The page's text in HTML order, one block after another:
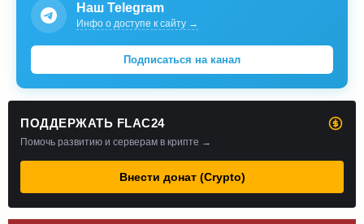
Наш Telegram
Инфо о доступе к сайту →
Подписаться на канал
ПОДДЕРЖАТЬ FLAC24
Помочь развитию и серверам в крипте →
Внести донат (Crypto)